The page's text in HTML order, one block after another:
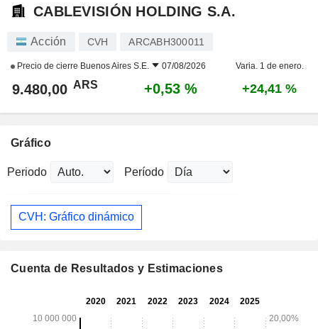
CABLEVISIÓN HOLDING S.A.
Acción CVH ARCABH300011
Precio de cierre Buenos Aires S.E. 07/08/2026 Varia. 1 de enero.
9.480,00 ARS +0,53 % +24,41 %
Gráfico
Periodo Período
CVH: Gráfico dinámico
Cuenta de Resultados y Estimaciones